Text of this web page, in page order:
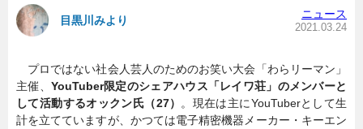
専門家インタビュー
副業 ニュース
目黒川みより ニュース
2021.03.24
プロではない社会人芸人のためのお笑い大会「わらリーマン」
主催、 YouTuber限定のシェアハウス「レイワ荘」のメンバーと
して活動するオックン氏（27）
。現在は主にYouTuberとして生
計を立てていますが、かつては電子精密機器メーカー・キーエン